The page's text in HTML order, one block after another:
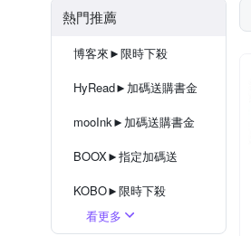
熱門推薦
博客來►限時下殺
HyRead►加碼送購書金
mooInk►加碼送購書金
BOOX►指定加碼送
KOBO►限時下殺
Bigme►加碼送購書金
看更多